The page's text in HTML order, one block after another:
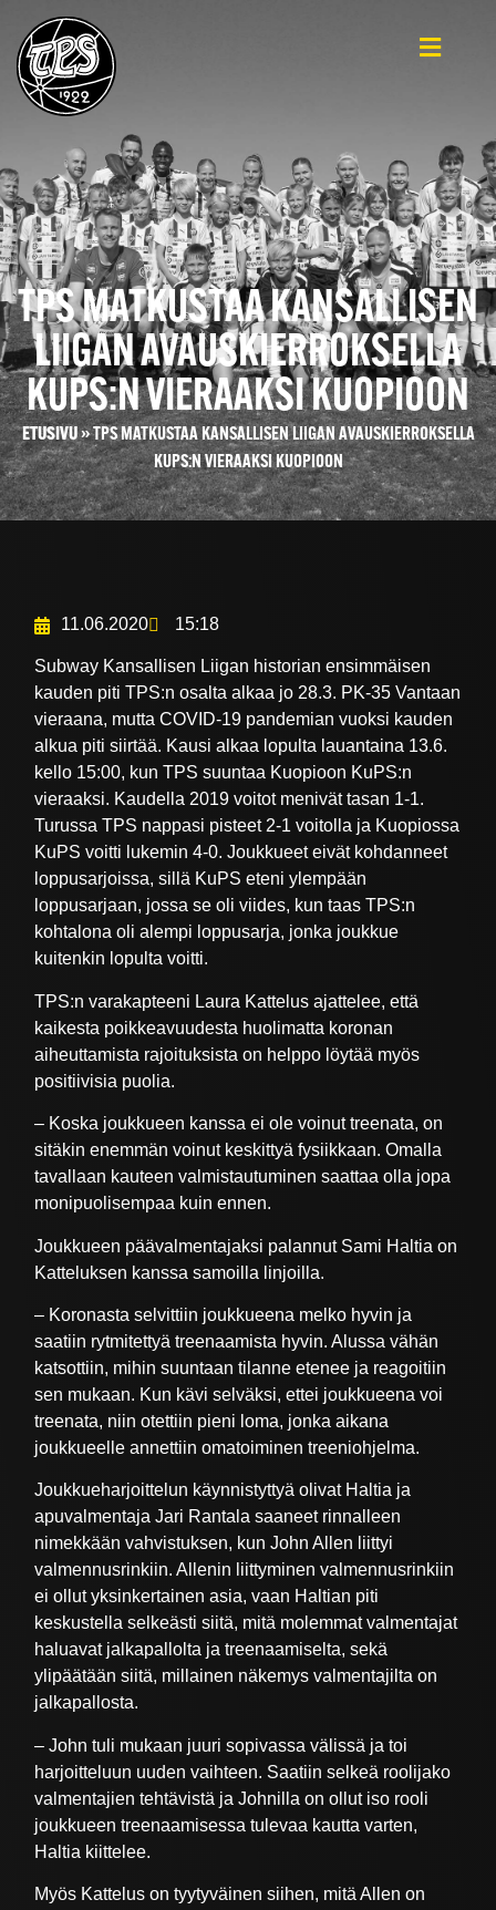
TPS MATKUSTAA KANSALLISEN
LIIGAN AVAUSKIERROKSELLA
KUPS:N VIERAAKSI KUOPIOON
ETUSIVU»TPS MATKUSTAA KANSALLISEN LIIGAN AVAUSKIERROKSELLA
KUPS:N VIERAAKSI KUOPIOON
11.06.2020 15:18
Subway Kansallisen Liigan historian ensimmäisen
kauden piti TPS:n osalta alkaa jo 28.3. PK-35 Vantaan
vieraana, mutta COVID-19 pandemian vuoksi kauden
alkua piti siirtää. Kausi alkaa lopulta lauantaina 13.6.
kello 15:00, kun TPS suuntaa Kuopioon KuPS:n
vieraaksi. Kaudella 2019 voitot menivät tasan 1-1.
Turussa TPS nappasi pisteet 2-1 voitolla ja Kuopiossa
KuPS voitti lukemin 4-0. Joukkueet eivät kohdanneet
loppusarjoissa, sillä KuPS eteni ylempään
loppusarjaan, jossa se oli viides, kun taas TPS:n
kohtalona oli alempi loppusarja, jonka joukkue
kuitenkin lopulta voitti.
TPS:n varakapteeni Laura Kattelus ajattelee, että
kaikesta poikkeavuudesta huolimatta koronan
aiheuttamista rajoituksista on helppo löytää myös
positiivisia puolia.
– Koska joukkueen kanssa ei ole voinut treenata, on
sitäkin enemmän voinut keskittyä fysiikkaan. Omalla
tavallaan kauteen valmistautuminen saattaa olla jopa
monipuolisempaa kuin ennen.
Joukkueen päävalmentajaksi palannut Sami Haltia on
Katteluksen kanssa samoilla linjoilla.
– Koronasta selvittiin joukkueena melko hyvin ja
saatiin rytmitettyä treenaamista hyvin. Alussa vähän
katsottiin, mihin suuntaan tilanne etenee ja reagoitiin
sen mukaan. Kun kävi selväksi, ettei joukkueena voi
treenata, niin otettiin pieni loma, jonka aikana
joukkueelle annettiin omatoiminen treeniohjelma.
Joukkueharjoittelun käynnistyttyä olivat Haltia ja
apuvalmentaja Jari Rantala saaneet rinnalleen
nimekkään vahvistuksen, kun John Allen liittyi
valmennusrinkiin. Allenin liittyminen valmennusrinkiin
ei ollut yksinkertainen asia, vaan Haltian piti
keskustella selkeästi siitä, mitä molemmat valmentajat
haluavat jalkapallolta ja treenaamiselta, sekä
ylipäätään siitä, millainen näkemys valmentajilta on
jalkapallosta.
– John tuli mukaan juuri sopivassa välissä ja toi
harjoitteluun uuden vaihteen. Saatiin selkeä roolijako
valmentajien tehtävistä ja Johnilla on ollut iso rooli
joukkueen treenaamisessa tulevaa kautta varten,
Haltia kiittelee.
Myös Kattelus on tyytyväinen siihen, mitä Allen on